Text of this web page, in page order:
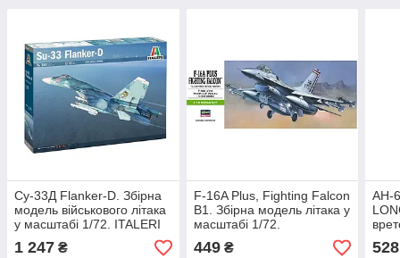
Су-33Д Flanker-D. Збірна
модель військового літака
у масштабі 1/72. ITALERI
197
1 247 ₴
F-16A Plus, Fighting Falcon
B1. Збірна модель літака у
масштабі 1/72.
HASEGAWA 00231
449₴
AH-
528